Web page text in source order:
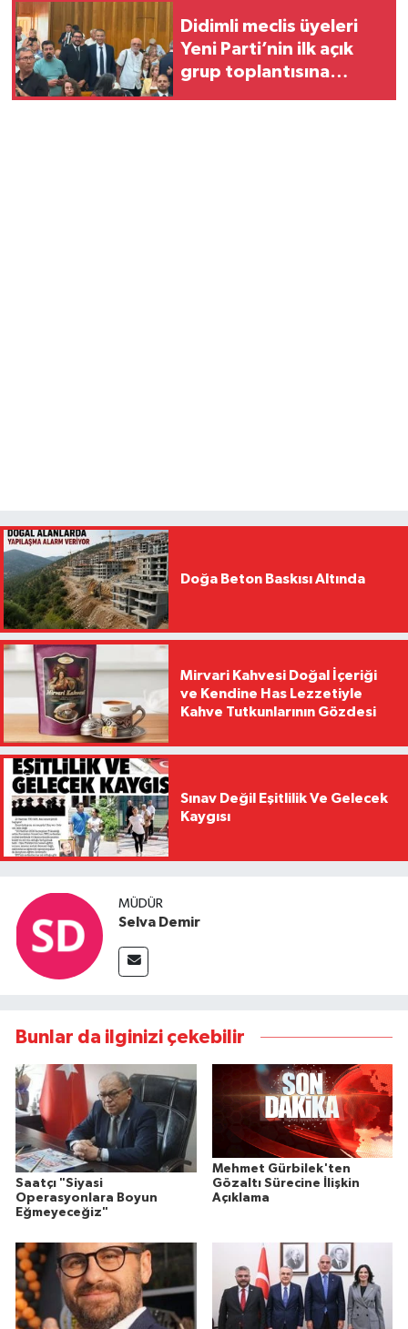
Didimli meclis üyeleri
Yeni Parti’nin ilk açık
grup toplantısına
Doğa Beton Baskısı Altında
Mirvari Kahvesi Doğal İçeriği
ve Kendine Has Lezzetiyle
Kahve Tutkunlarının Gözdesi
Sınav Değil Eşitlilik Ve Gelecek
Kaygısı
MÜDÜR
Selva Demir
Bunlar da ilginizi çekebilir
Saatçı "Siyasi
Operasyonlara Boyun
Eğmeyeceğiz"
Mehmet Gürbilek'ten
Gözaltı Sürecine İlişkin
Açıklama